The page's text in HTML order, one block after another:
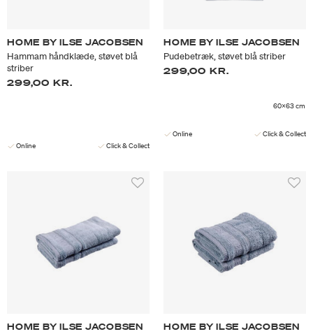
HOME BY ILSE JACOBSEN
Hammam håndklæde, støvet blå
striber
299,00 KR.
Online Click & Collect
HOME BY ILSE JACOBSEN
Pudebetræk, støvet blå striber
299,00 KR.
60x63 cm
Online Click & Collect
HOME BY ILSE JACOBSEN
HOME BY ILSE JACOBSEN